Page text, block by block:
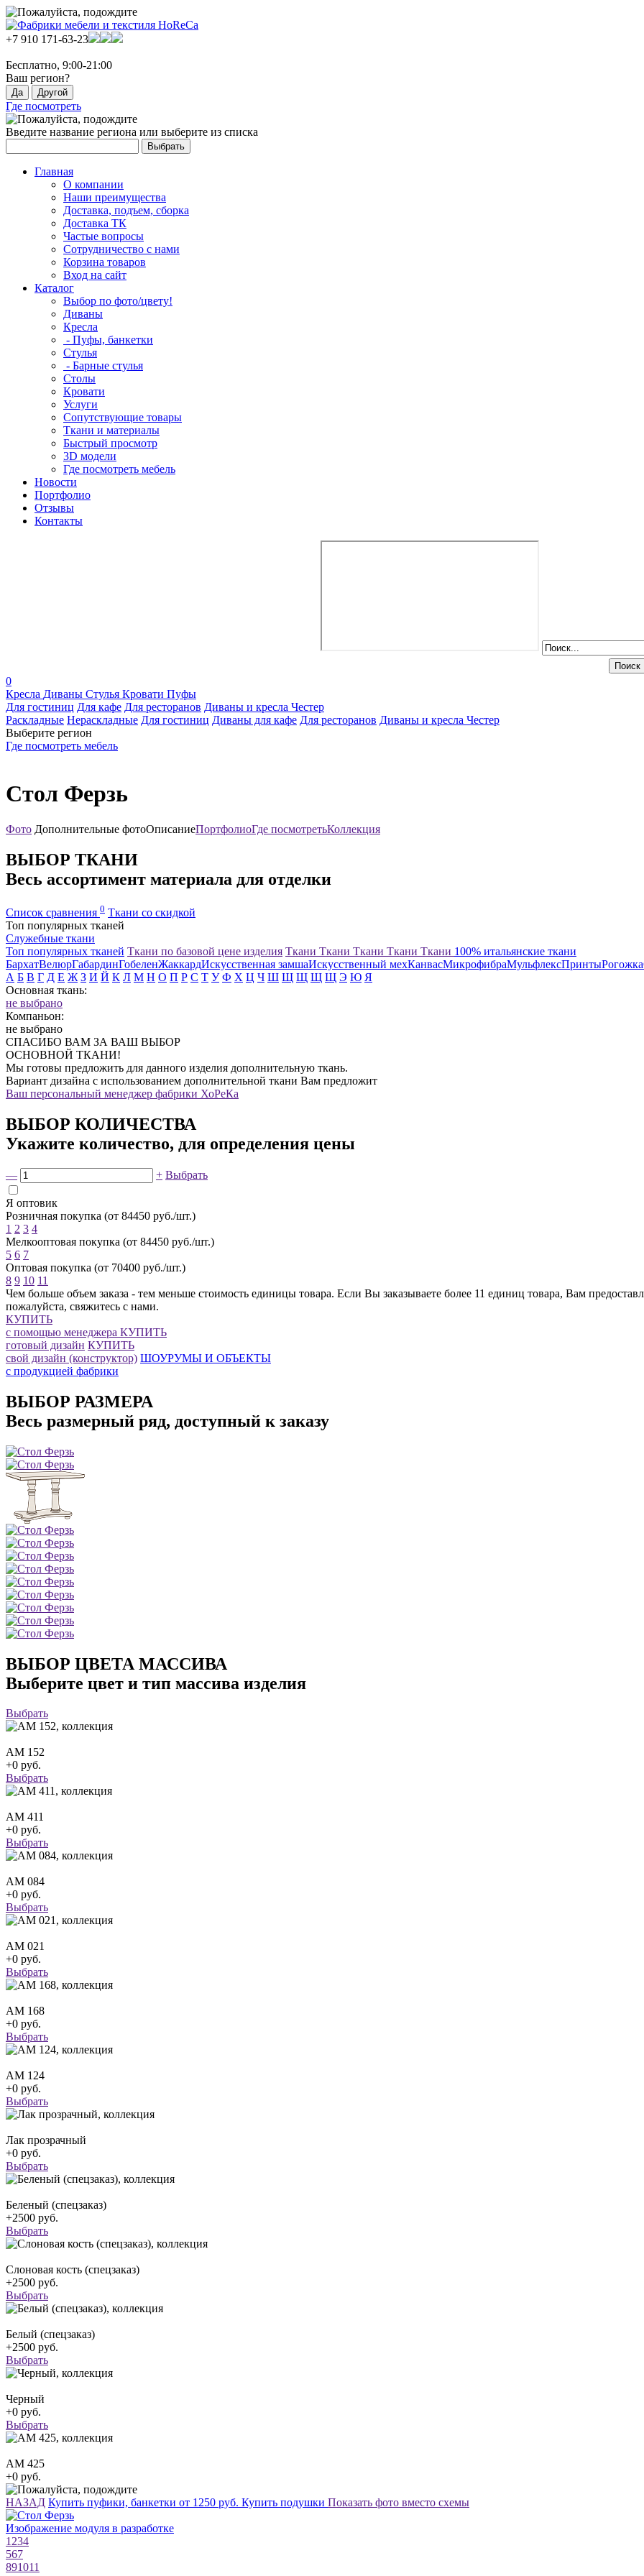
+7 910 171-63-23
Бесплатно, 9:00-21:00
Ваш регион?
Где посмотреть
Введите название региона или выберите из списка
Главная
О компании
Наши преимущества
Доставка, подъем, сборка
Доставка ТК
Частые вопросы
Сотрудничество с нами
Корзина товаров
Вход на сайт
Каталог
Выбор по фото/цвету!
Диваны
Кресла
- Пуфы, банкетки
Стулья
- Барные стулья
Столы
Кровати
Услуги
Сопутствующие товары
Ткани и материалы
Быстрый просмотр
3D модели
Где посмотреть мебель
Новости
Портфолио
Отзывы
Контакты
0
Кресла Диваны Стулья Кровати Пуфы
Для гостиниц Для кафе Для ресторанов Диваны и кресла Честер
Раскладные Нераскладные Для гостиниц Диваны для кафе Для ресторанов Диваны и кресла Честер
Выберите регион
Где посмотреть мебель
Стол Ферзь
Фото Дополнительные фотоОписаниеПортфолиоГде посмотретьКоллекция
ВЫБОР ТКАНИ
Весь ассортимент материала для отделки
Список сравнения 0 Ткани со скидкой
Топ популярных тканей
Служебные ткани
Топ популярных тканей Ткани по базовой цене изделия Ткани Ткани Ткани Ткани Ткани 100% итальянские ткани
БархатВелюрГабардинГобеленЖаккардИскусственная замшаИскусственный мехКанвасМикрофибраМульфлексПринтыРогожка
А Б В Г Д Е Ж З И Й К Л М Н О П Р С Т У Ф Х Ц Ч Ш Щ Щ Щ Щ Э Ю Я
Основная ткань:
не выбрано
Компаньон:
не выбрано
СПАСИБО ВАМ ЗА ВАШ ВЫБОР
ОСНОВНОЙ ТКАНИ!
Мы готовы предложить для данного изделия дополнительную ткань.
Вариант дизайна с использованием дополнительной ткани Вам предложит
Ваш персональный менеджер фабрики ХоРеКа
ВЫБОР КОЛИЧЕСТВА
Укажите количество, для определения цены
— + Выбрать
Я оптовик
Розничная покупка (от 84450 руб./шт.)
1 2 3 4
Мелкооптовая покупка (от 84450 руб./шт.)
5 6 7
Оптовая покупка (от 70400 руб./шт.)
8 9 10 11
Чем больше объем заказа - тем меньше стоимость единицы товара. Если Вы заказываете более 11 единиц товара, Вам
пожалуйста, свяжитесь с нами.
КУПИТЬ
с помощью менеджера КУПИТЬ
готовый дизайн КУПИТЬ
свой дизайн (конструктор) ШОУРУМЫ И ОБЪЕКТЫ
с продукцией фабрики
ВЫБОР РАЗМЕРА
Весь размерный ряд, доступный к заказу
ВЫБОР ЦВЕТА МАССИВА
Выберите цвет и тип массива изделия
Выбрать
АМ 152
+0 руб.
Выбрать
АМ 411
+0 руб.
Выбрать
АМ 084
+0 руб.
Выбрать
АМ 021
+0 руб.
Выбрать
АМ 168
+0 руб.
Выбрать
АМ 124
+0 руб.
Выбрать
Лак прозрачный
+0 руб.
Выбрать
Беленый (спецзаказ)
+2500 руб.
Выбрать
Слоновая кость (спецзаказ)
+2500 руб.
Выбрать
Белый (спецзаказ)
+2500 руб.
Выбрать
Черный
+0 руб.
Выбрать
АМ 425
+0 руб.
НАЗАД Купить пуфики, банкетки от 1250 руб. Купить подушки Показать фото вместо схемы
Изображение модуля в разработке
1234
567
891011